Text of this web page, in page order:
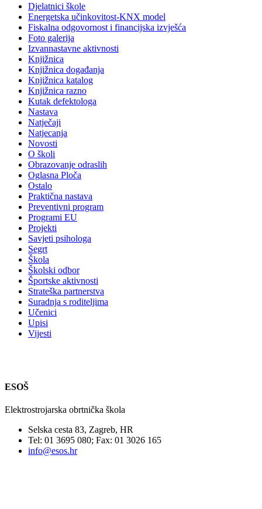
Djelatnici škole
Energetska učinkovitost-KNX model
Fiskalna odgovornost i financijska izvješća
Foto galerija
Izvannastavne aktivnosti
Knjižnica
Knjižnica događanja
Knjižnica katalog
Knjižnica razno
Kutak defektologa
Nastava
Natječaji
Natjecanja
Novosti
O školi
Obrazovanje odraslih
Oglasna Ploča
Ostalo
Praktična nastava
Preventivni program
Programi EU
Projekti
Savjeti psihologa
Segrt
Škola
Školski odbor
Športske aktivnosti
Strateška partnerstva
Suradnja s roditeljima
Učenici
Upisi
Vijesti
ESOŠ
Elektrostrojarska obrtnička škola
Selska cesta 83, Zagreb, HR
Tel: 01 3695 080; Fax: 01 3026 165
info@esos.hr